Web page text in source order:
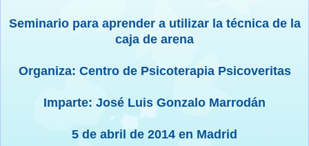
Seminario para aprender a utilizar la técnica de la
caja de arena
Organiza: Centro de Psicoterapia Psicoveritas
Imparte: José Luis Gonzalo Marrodán
5 de abril de 2014 en Madrid